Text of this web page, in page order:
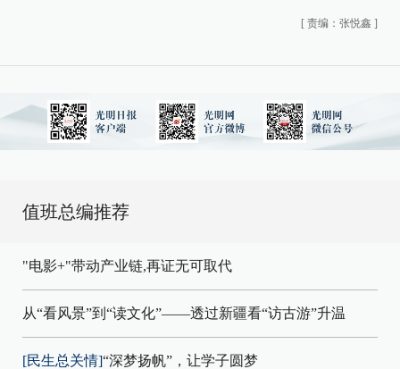
[ 责编：张悦鑫 ]
值班总编推荐
"电影+"带动产业链,再证无可取代
从“看风景”到“读文化”——透过新疆看“访古游”升温
[民生总关情]“深梦扬帆”，让学子圆梦